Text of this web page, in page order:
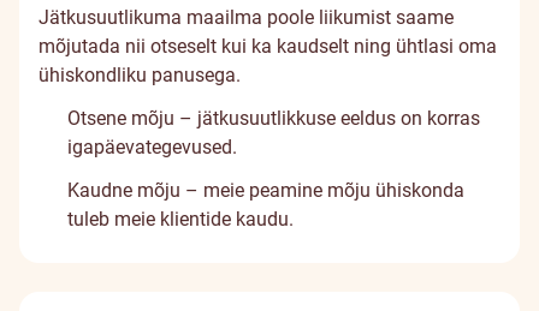
Jätkusuutlikuma maailma poole liikumist saame
mõjutada nii otseselt kui ka kaudselt ning ühtlasi oma
ühiskondliku panusega.
Otsene mõju – jätkusuutlikkuse eeldus on korras
igapäevategevused.
Kaudne mõju – meie peamine mõju ühiskonda
tuleb meie klientide kaudu.